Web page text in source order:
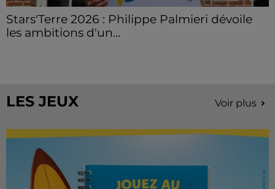
Stars'Terre 2026 : Philippe Palmieri dévoile
les ambitions d'un...
LES JEUX Voir plus